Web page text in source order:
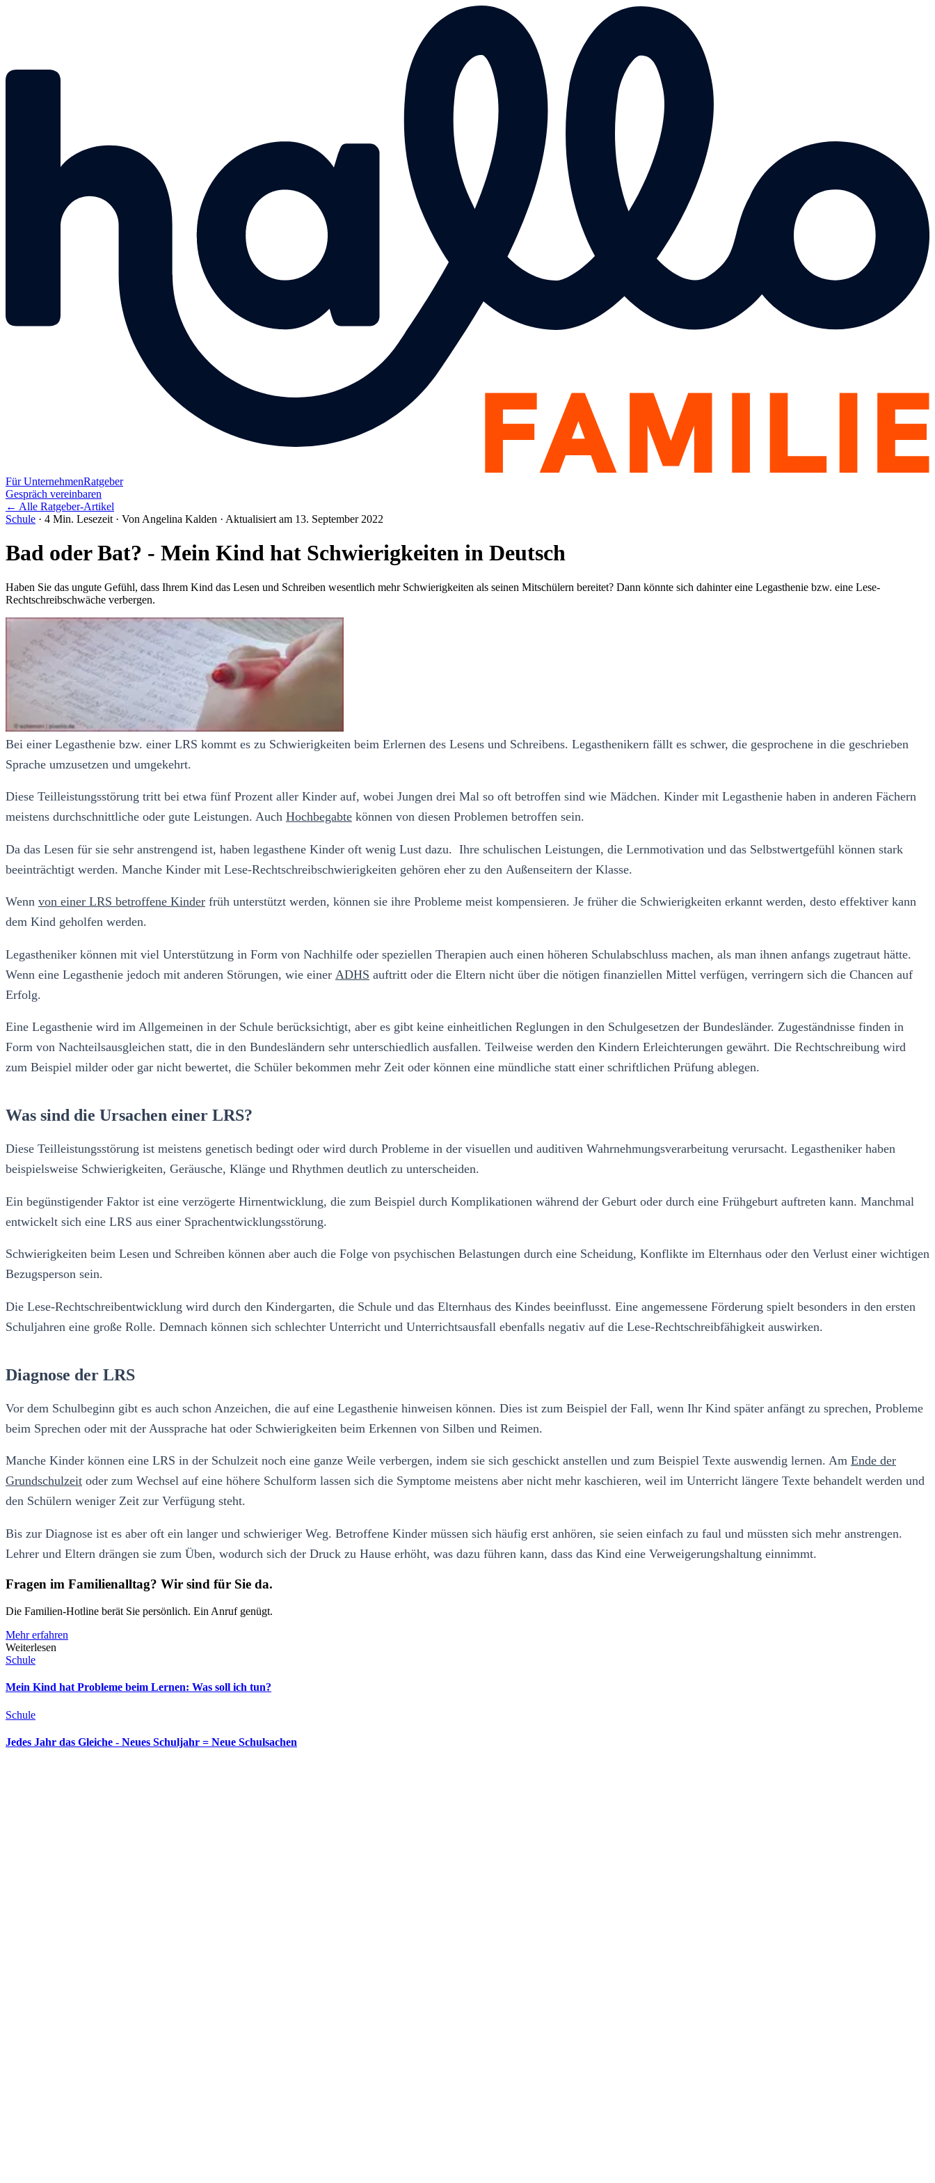
Für UnternehmenRatgeber
Gespräch vereinbaren
← Alle Ratgeber-Artikel
Schule · 4 Min. Lesezeit · Von Angelina Kalden · Aktualisiert am 13. September 2022
Bad oder Bat? - Mein Kind hat Schwierigkeiten in Deutsch
Haben Sie das ungute Gefühl, dass Ihrem Kind das Lesen und Schreiben wesentlich mehr Schwierigkeiten als seinen Mitschülern bereitet? Dann könnte sich dahinter eine Legasthenie bzw. eine Lese-
Rechtschreibschwäche verbergen.
Bei einer Legasthenie bzw. einer LRS kommt es zu Schwierigkeiten beim Erlernen des Lesens und Schreibens. Legasthenikern fällt es schwer, die gesprochene in die geschrieben
Sprache umzusetzen und umgekehrt.
Diese Teilleistungsstörung tritt bei etwa fünf Prozent aller Kinder auf, wobei Jungen drei Mal so oft betroffen sind wie Mädchen. Kinder mit Legasthenie haben in anderen Fächern
meistens durchschnittliche oder gute Leistungen. Auch Hochbegabte können von diesen Problemen betroffen sein.
Da das Lesen für sie sehr anstrengend ist, haben legasthene Kinder oft wenig Lust dazu. Ihre schulischen Leistungen, die Lernmotivation und das Selbstwertgefühl können stark
beeinträchtigt werden. Manche Kinder mit Lese-Rechtschreibschwierigkeiten gehören eher zu den Außenseitern der Klasse.
Wenn von einer LRS betroffene Kinder früh unterstützt werden, können sie ihre Probleme meist kompensieren. Je früher die Schwierigkeiten erkannt werden, desto effektiver kann
dem Kind geholfen werden.
Legastheniker können mit viel Unterstützung in Form von Nachhilfe oder speziellen Therapien auch einen höheren Schulabschluss machen, als man ihnen anfangs zugetraut hätte.
Wenn eine Legasthenie jedoch mit anderen Störungen, wie einer ADHS auftritt oder die Eltern nicht über die nötigen finanziellen Mittel verfügen, verringern sich die Chancen auf
Erfolg.
Eine Legasthenie wird im Allgemeinen in der Schule berücksichtigt, aber es gibt keine einheitlichen Reglungen in den Schulgesetzen der Bundesländer. Zugeständnisse finden in
Form von Nachteilsausgleichen statt, die in den Bundesländern sehr unterschiedlich ausfallen. Teilweise werden den Kindern Erleichterungen gewährt. Die Rechtschreibung wird
zum Beispiel milder oder gar nicht bewertet, die Schüler bekommen mehr Zeit oder können eine mündliche statt einer schriftlichen Prüfung ablegen.
Was sind die Ursachen einer LRS?
Diese Teilleistungsstörung ist meistens genetisch bedingt oder wird durch Probleme in der visuellen und auditiven Wahrnehmungsverarbeitung verursacht. Legastheniker haben
beispielsweise Schwierigkeiten, Geräusche, Klänge und Rhythmen deutlich zu unterscheiden.
Ein begünstigender Faktor ist eine verzögerte Hirnentwicklung, die zum Beispiel durch Komplikationen während der Geburt oder durch eine Frühgeburt auftreten kann. Manchmal
entwickelt sich eine LRS aus einer Sprachentwicklungsstörung.
Schwierigkeiten beim Lesen und Schreiben können aber auch die Folge von psychischen Belastungen durch eine Scheidung, Konflikte im Elternhaus oder den Verlust einer wichtigen
Bezugsperson sein.
Die Lese-Rechtschreibentwicklung wird durch den Kindergarten, die Schule und das Elternhaus des Kindes beeinflusst. Eine angemessene Förderung spielt besonders in den ersten
Schuljahren eine große Rolle. Demnach können sich schlechter Unterricht und Unterrichtsausfall ebenfalls negativ auf die Lese-Rechtschreibfähigkeit auswirken.
Diagnose der LRS
Vor dem Schulbeginn gibt es auch schon Anzeichen, die auf eine Legasthenie hinweisen können. Dies ist zum Beispiel der Fall, wenn Ihr Kind später anfängt zu sprechen, Probleme
beim Sprechen oder mit der Aussprache hat oder Schwierigkeiten beim Erkennen von Silben und Reimen.
Manche Kinder können eine LRS in der Schulzeit noch eine ganze Weile verbergen, indem sie sich geschickt anstellen und zum Beispiel Texte auswendig lernen. Am Ende der
Grundschulzeit oder zum Wechsel auf eine höhere Schulform lassen sich die Symptome meistens aber nicht mehr kaschieren, weil im Unterricht längere Texte behandelt werden und
den Schülern weniger Zeit zur Verfügung steht.
Bis zur Diagnose ist es aber oft ein langer und schwieriger Weg. Betroffene Kinder müssen sich häufig erst anhören, sie seien einfach zu faul und müssten sich mehr anstrengen.
Lehrer und Eltern drängen sie zum Üben, wodurch sich der Druck zu Hause erhöht, was dazu führen kann, dass das Kind eine Verweigerungshaltung einnimmt.
Fragen im Familienalltag? Wir sind für Sie da.
Die Familien-Hotline berät Sie persönlich. Ein Anruf genügt.
Mehr erfahren
Weiterlesen
Schule
Mein Kind hat Probleme beim Lernen: Was soll ich tun?
Schule
Jedes Jahr das Gleiche - Neues Schuljahr = Neue Schulsachen